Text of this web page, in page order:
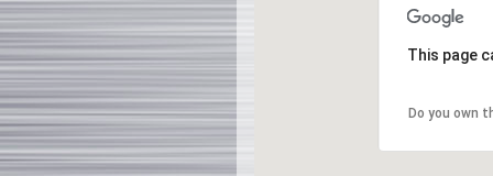
This page
Do you own